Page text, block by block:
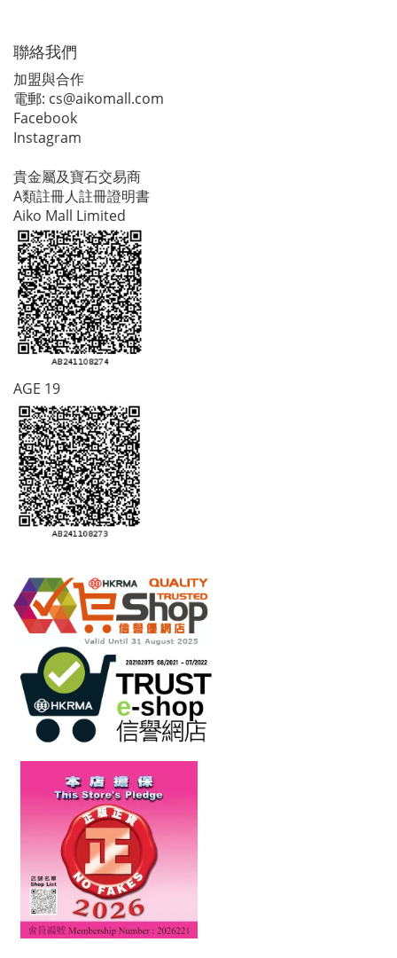
聯絡我們
加盟與合作
電郵: cs@aikomall.com
Facebook
Instagram
貴金屬及寶石交易商
A類註冊人註冊證明書
Aiko Mall Limited
AGE 19